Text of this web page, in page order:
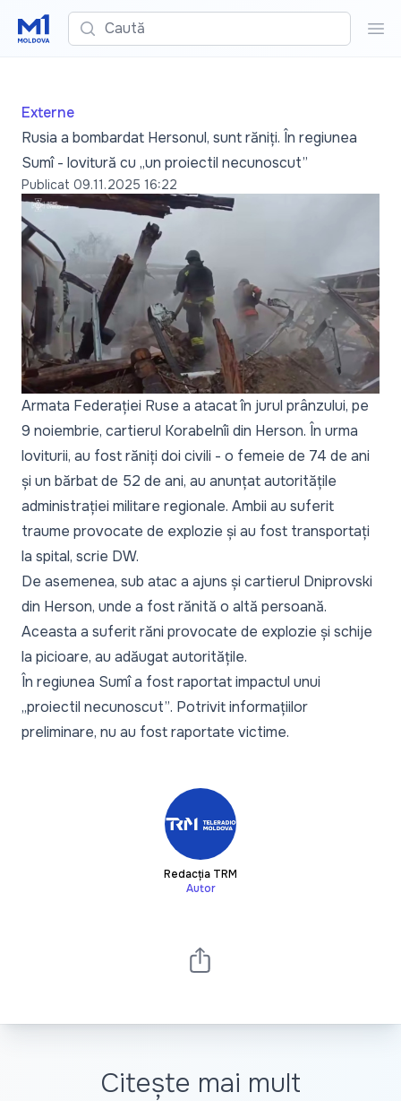
Caută
Externe
Rusia a bombardat Hersonul, sunt răniți. În regiunea
Sumî - lovitură cu „un proiectil necunoscut”
Publicat 09.11.2025 16:22
Armata Federației Ruse a atacat în jurul prânzului, pe
9 noiembrie, cartierul Korabelnîi din Herson. În urma
loviturii, au fost răniți doi civili - o femeie de 74 de ani
și un bărbat de 52 de ani, au anunțat autoritățile
administrației militare regionale. Ambii au suferit
traume provocate de explozie și au fost transportați
la spital, scrie DW.
De asemenea, sub atac a ajuns și cartierul Dniprovski
din Herson, unde a fost rănită o altă persoană.
Aceasta a suferit răni provocate de explozie și schije
la picioare, au adăugat autoritățile.
În regiunea Sumî a fost raportat impactul unui
„proiectil necunoscut”. Potrivit informațiilor
preliminare, nu au fost raportate victime.
Redacția TRM
Autor
Citește mai mult